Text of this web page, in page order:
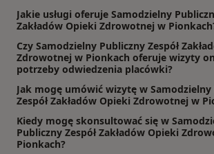
Jakie usługi oferuje Samodzielny
Zakładów Opieki Zdrowotnej w
Czy Samodzielny Publiczny Zespół
Zdrowotnej w Pionkach oferuje wizyty
potrzeby odwiedzenia placówki?
Jak mogę umówić wizytę w Samodzielny
Zespół Zakładów Opieki Zdrowotnej w
Kiedy mogę skonsultować się w
Publiczny Zespół Zakładów Opieki
Pionkach?